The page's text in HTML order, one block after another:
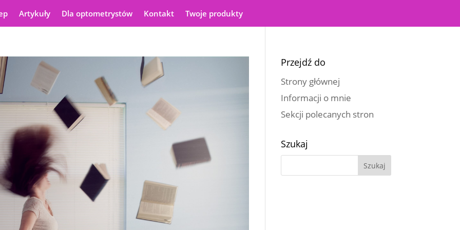
Artykuły Dla optometrystów Kontakt Twoje produkty
Przejdź do
Strony głównej
Informacji o mnie
Sekcji polecanych stron
Szukaj